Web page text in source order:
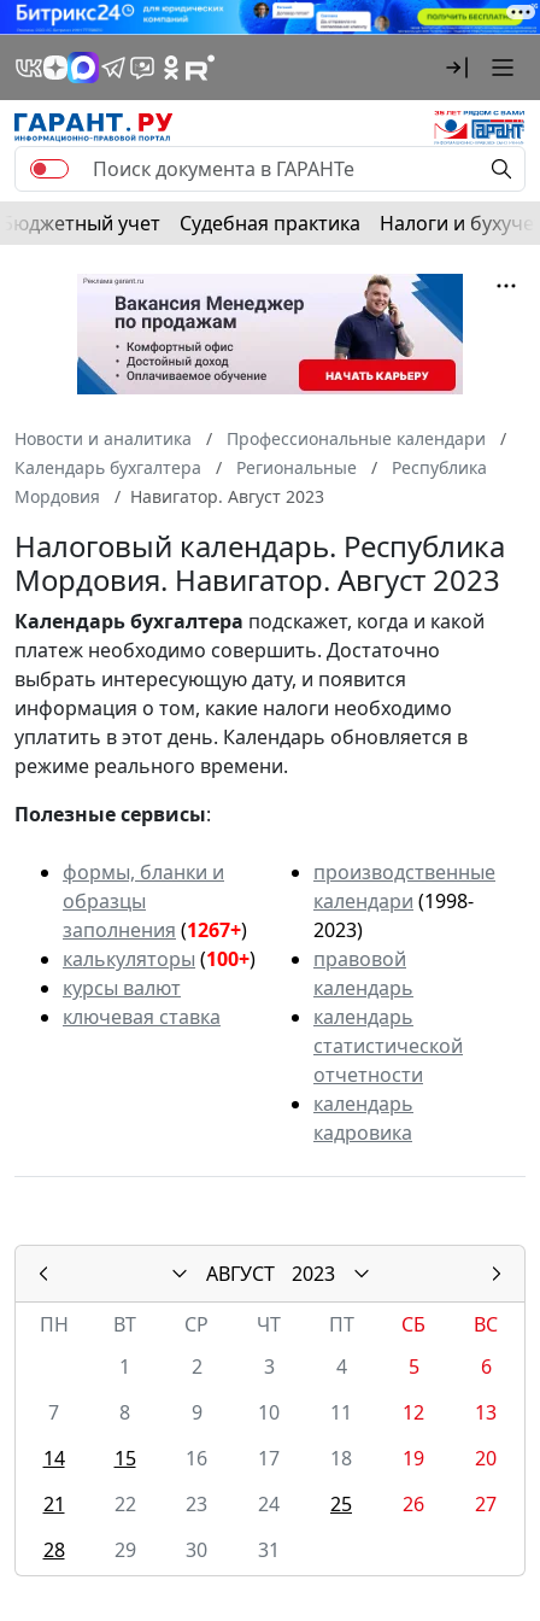
Бюджетный учет Судебная практика Налоги и
Новости и аналитика
Профессиональные календари
Календарь бухгалтера
Региональные
Республика
Мордовия
Навигатор. Август 2023
Налоговый календарь. Республика
Мордовия. Навигатор. Август 2023
Календарьбухгалтера подскажет, когда и какой
платеж необходимо совершить. Достаточно
выбрать интересующую дату, и появится
информация о том, какие налоги необходимо
уплатить в этот день. Календарь обновляется в
режиме реального времени.
Полезные сервисы:
формы, бланки и
образцы
заполнения (1267+)
калькуляторы (100+)
курсы валют
ключевая ставка
производственные
календари (1998-
2023)
правовой
календарь
календарь
статистической
отчетности
календарь
кадровика
АВГУСТ
2023
ПН
ВТ СР ЧТ ПТ СБ
ВС
1
2 3 4 5
6
7
8 9 10 11 12
13
14
15 16 17 18 19
20
21
22 23 24 25 26
27
28
29 30 31